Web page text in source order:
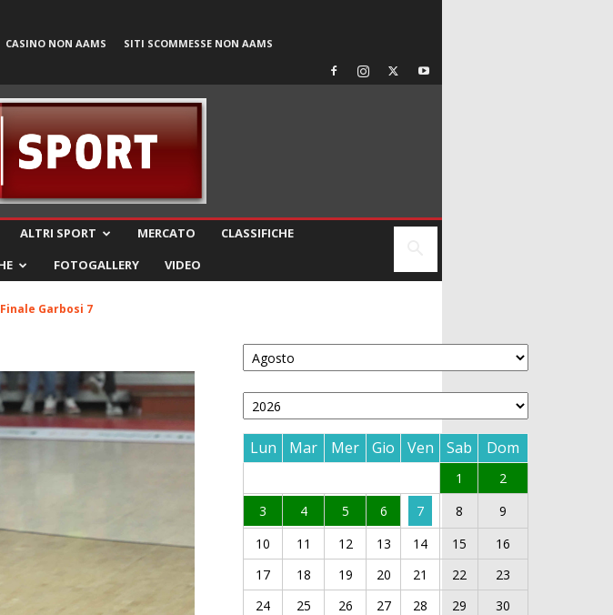
CASINO NON AAMS SITI SCOMMESSE NON AAMS
ALTRI SPORT MERCATO
CLASSIFICHE
FOTOGALLERY VIDEO
Finale Garbosi 7
Lun Mar Mer Gio Ven Sab Dom
1
2
3
4 5 6 7 8
9
10
11 12 13 14 15
16
17
18 19 20 21 22
23
24
25 26 27 28 29
30